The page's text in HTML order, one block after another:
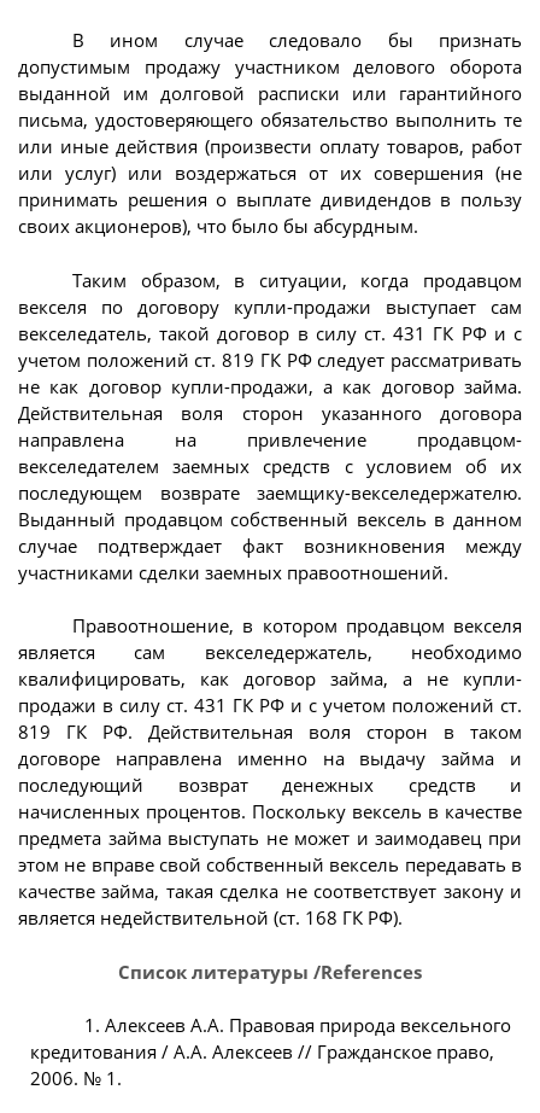
В ином случае следовало бы признать
допустимым продажу участником делового оборота
выданной им долговой расписки или гарантийного
письма, удостоверяющего обязательство выполнить те
или иные действия (произвести оплату товаров, работ
или услуг) или воздержаться от их совершения (не
принимать решения о выплате дивидендов в пользу
своих акционеров), что было бы абсурдным.
Таким образом, в ситуации, когда продавцом
векселя по договору купли-продажи выступает сам
векселедатель, такой договор в силу ст. 431 ГК РФ и с
учетом положений ст. 819 ГК РФ следует рассматривать
не как договор купли-продажи, а как договор займа.
Действительная воля сторон указанного договора
направлена на привлечение продавцом-
векселедателем заемных средств с условием об их
последующем возврате заемщику-векселедержателю.
Выданный продавцом собственный вексель в данном
случае подтверждает факт возникновения между
участниками сделки заемных правоотношений.
Правоотношение, в котором продавцом векселя
является сам векселедержатель, необходимо
квалифицировать, как договор займа, а не купли-
продажи в силу ст. 431 ГК РФ и с учетом положений ст.
819 ГК РФ. Действительная воля сторон в таком
договоре направлена именно на выдачу займа и
последующий возврат денежных средств и
начисленных процентов. Поскольку вексель в качестве
предмета займа выступать не может и заимодавец при
этом не вправе свой собственный вексель передавать в
качестве займа, такая сделка не соответствует закону и
является недействительной (ст. 168 ГК РФ).
Список литературы /References
1. Алексеев А.А. Правовая природа вексельного
кредитования / А.А. Алексеев // Гражданское право,
2006. № 1.